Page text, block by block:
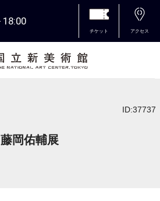
18:00
チケット アクセス
ID:37737
藤岡佑輔展